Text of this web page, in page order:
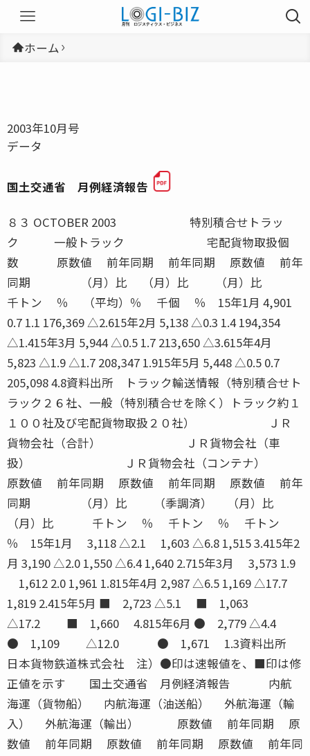
ホーム
2003年10月号
データ
国土交通省 月例経済報告
８３ OCTOBER 2003 特別積合せトラック 一般トラック 宅配貨物取扱個数 原数値 前年同期 前年同期 原数値 前年同期 （月）比 （月）比 （月）比 千トン ％ （平均）％ 千個 ％ 15年1月 4,901 0.7 1.1 176,369 △2.615年2月 5,138 △0.3 1.4 194,354 △1.415年3月 5,944 △0.5 1.7 213,650 △3.615年4月 5,823 △1.9 △1.7 208,347 1.915年5月 5,448 △0.5 0.7 205,098 4.8資料出所 トラック輸送情報（特別積合せトラック２６社、一般（特別積合せを除く）トラック約１１００社及び宅配貨物取扱２０社） ＪＲ貨物会社（合計） ＪＲ貨物会社（車扱） ＪＲ貨物会社（コンテナ） 原数値 前年同期 原数値 前年同期 原数値 前年同期 （月）比 （季調済） （月）比 （月）比 千トン ％ 千トン ％ 千トン ％ 15年1月 3,118 △2.1 1,603 △6.8 1,515 3.415年2月 3,190 △2.0 1,550 △6.4 1,640 2.715年3月 3,573 1.9 1,612 2.0 1,961 1.815年4月 2,987 △6.5 1,169 △17.7 1,819 2.415年5月 ■ 2,723 △5.1 ■ 1,063 △17.2 ■ 1,660 4.815年6月 ● 2,779 △4.4 ● 1,109 △12.0 ● 1,671 1.3資料出所 日本貨物鉄道株式会社 注）●印は速報値を、■印は修正値を示す 国土交通省 月例経済報告 内航海運（貨物船） 内航海運（油送船） 外航海運（輸入） 外航海運（輸出） 原数値 前年同期 原数値 前年同期 原数値 前年同期 原数値 前年同期 （月）比 （月）比 （月）比 （月）比 千トン ％ 千トン ％ 千トン ％ 千トン ％ 14年12月 22,930 △8.5 17,871 15.7 23,756 0.3 1,104 △3.3 15年1月 19,685 △10.5 16,549 2.2 21,072 △6.8 964 △15.115年2月 22,783 △12.9 16,275 6.4 20,850 △9.6 981 △6.615年3月 24,078 △12.9 15,932 5.5 21,816 △5.0 1,049 △13.315年4月 22,621 △4.3 13,533 0.4資料出所 内航船舶輸送統計月報 外航船舶運航事業３社の輸送トン数 外航海運（三国間） 外貿コンテナ（輸出） 外貿コンテナ（輸入） 原数値 前年同期 原数値 前年同期 原数値 前年同期 （月）比 （月）比 （月）比 千トン ％ 千トン ％ 千トン ％ 14年11月 9,036 23.8 5,643 12.5 8,572 12.2 14年12月 10,728 52.5 5,474 3.0 8,238 14.215年1月 10,279 31.2 4,420 △3.3 7,741 10.415年2月 8,633 23.915年3月 11,893 63.0資料出所 外航船舶運航事業３社の輸送トン数 五大港の取扱トン数（東京港、横浜港、名古屋港、大阪港、神戸港） 航空貨物量（輸出） 航空貨物量（輸入） 航空（国内線） 航空（国際線） 原数値 前年同期 原数値 前年同期 原数値 前年同期 原数値 前年同期 （月）比 （月）比 （月）比 （月）比 トン ％ トン ％ トン ％ トン ％ 15年1月 70,270 23.8 81,303 13.2 58.233 3.3 86,282 13.915年2月 77,702 22.5 84,204 10.0 60,158 1.1 87,021 11.415年3月 91,048 17.8 106,380 7.4 75,045 △1.8 113,716 10.615年4月 86,834 12.2 90,439 2.6 66,020 △2.7 98,075 3.815年5月 82,798 5.4 89,989 △0.9 ■ 64,591 △0.7 ■ 99,289 2.915年6月 ● 83,521 △1.8 ● 94,285 3.1 ● 58,340 △3.5 ● 104,241 △3.9資料出所 新東京国際空港（東京税関調べ） 航空輸送統計速報 関西国際空港（大阪税関調べ） 最新値は邦社主要５社の輸送トン数の合計 注）●印は速報値を、■印は修正値を示す 航空貨物量（輸出・輸入）は継越貨物（税関に仮上陸届けを提出した通過貨物）を含まない 航空（国際線）は、邦社の輸送量を集計したもので、三国間の貨物輸送量を含む ― ― ― ― ― ― ― ― ― ― ― ― OCTOBER 2003 ８４入庫高及び保管残高 ２００３年７月 （単位：千トン、百万円） 区分 入庫高 前月比 前年同 保管残高 前月比 前年同 回転率 倉庫類別 （％） 月比（％） （％） 月比（％） （％） １〜３類倉庫 数量 2,375.5 105.1 93.2 4,782.5 99.3 94.1 49.8金額 693,113.5 105.7 103.5 1,331,037.7 100.5 96.6 − 野積倉庫 数量 40.2 99.3 74.1 66.6 104.0 101.4 59.6金額 6,995.5 131.0 107.4 10,801.0 109.6 127.1 − 貯蔵槽倉庫 数量 74.9 102.6 105.7 154.5 120.3 133.2 43.7金額 3,140.9 118.5 117.7 5,364.7 128.7 142.1 − 危険品倉庫 数量 9.9 116.8 101.0 13.9 94.9 102.1 71.8金額 5,004.7 118.7 107.7 7,337.7 101.5 110.4 − 普通倉庫計 数量 2,500.5 105.0 93.1 5,017.5 99.9 95.1 49.9金額 708,254.5 106.1 103.7 1,354,541.2 100.7 97.0 − 品目別明細表２ ２００３年７月 項 目 入 庫 高 保 管 残 高数 量前月比 前年同 金 額 数 量 前月比 前年同 金 額品 目 千トン ％ 月比％ 百万円 千トン ％ 月比％ 百万円15 金属製品 14.9 81.8 64.1 5,433 25.6 96.0 67.1 10,27716 電気機械 134.7 99.8 74.8 103,436 226.1 90.5 42.9 121,48317 その他の機